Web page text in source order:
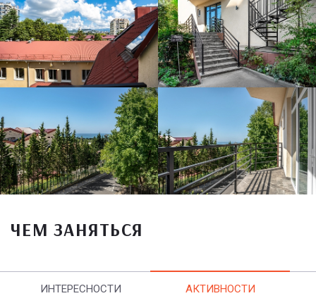
ЧЕМ ЗАНЯТЬСЯ
ИНТЕРЕСНОСТИ АКТИВНОСТИ